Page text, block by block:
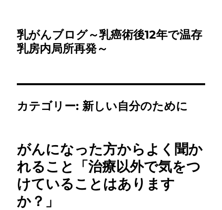
乳がんブログ～乳癌術後12年で温存
乳房内局所再発～
カテゴリー:新しい自分のために
がんになった方からよく聞か
れること「治療以外で気をつ
けていることはあります
か？」